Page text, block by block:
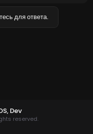
для ответа.
Dev
reserved.